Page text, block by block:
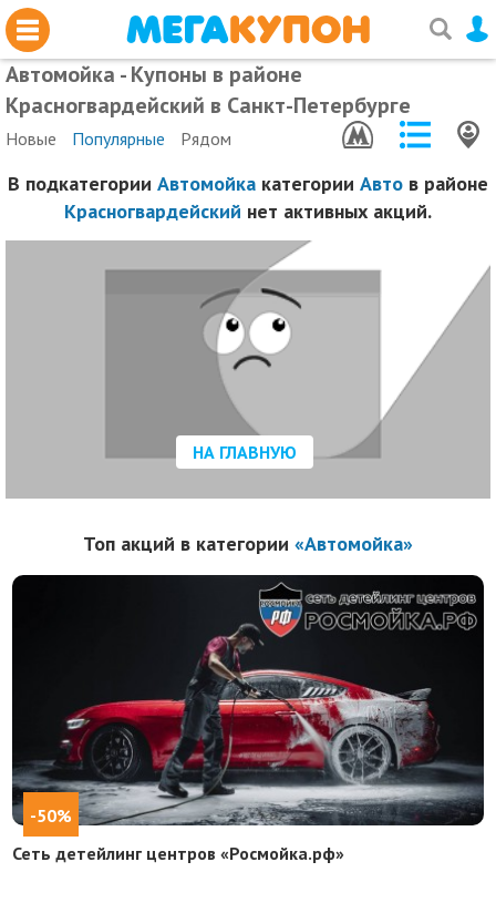
Автомойка - Купоны в районе
Красногвардейский в Санкт-Петербурге
Новые Популярные Рядом
В подкатегории Автомойка категории Авто в районе
Красногвардейский нет активных акций.
НА ГЛАВНУЮ
Топ акций в категории «Автомойка»
-50%
Сеть детейлинг центров «Росмойка.рф»